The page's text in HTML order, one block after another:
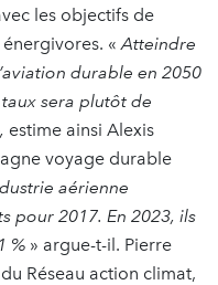
les objectifs de
« Atteindre
durable en 2050
taux sera plutôt de
estime ainsi Alexis
voyage durable
aérienne
pour 2017. En 2023, ils
% » argue-t-il. Pierre
Réseau action climat,